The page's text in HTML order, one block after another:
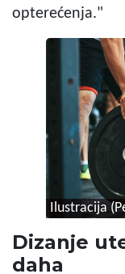
opterećenja."
Ilustracija
Dizanje
daha